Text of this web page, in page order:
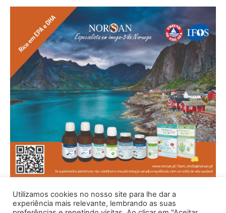
Utilizamos cookies no nosso site para lhe dar a
experiência mais relevante, lembrando as suas